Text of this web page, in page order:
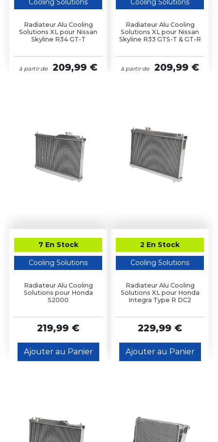
Cooling Solutions
Radiateur Alu Cooling
Solutions XL pour Nissan
Skyline R34 GT-T
à partir de 209,99 €
Cooling Solutions
Radiateur Alu Cooling
Solutions XL pour Nissan
Skyline R33 GTS-T & GT-R
à partir de 209,99 €
7 En Stock
Cooling Solutions
Radiateur Alu Cooling
Solutions pour Honda
S2000
219,99 €
Ajouter au Panier
2 En Stock
Cooling Solutions
Radiateur Alu Cooling
Solutions XL pour Honda
Integra Type R DC2
229,99 €
Ajouter au Panier